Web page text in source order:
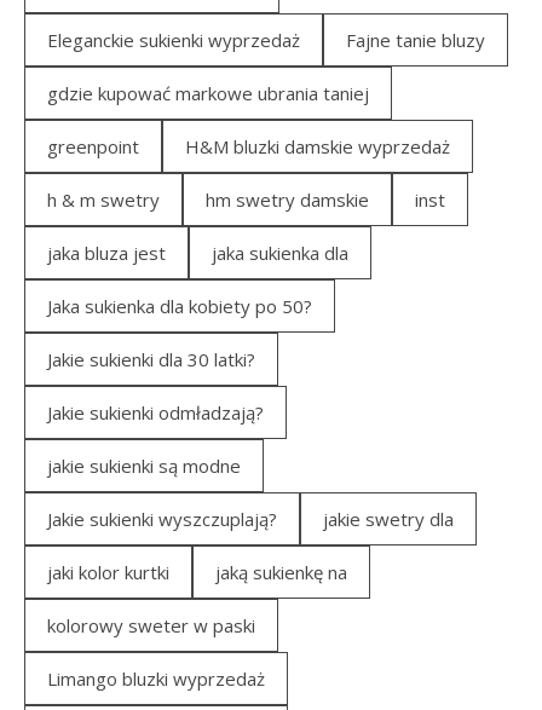
Eleganckie sukienki wyprzedaż Fajne tanie bluzy
gdzie kupować markowe ubrania taniej
greenpoint H&M bluzki damskie wyprzedaż
h & m swetry hm swetry damskie inst
jaka bluza jest jaka sukienka dla
Jaka sukienka dla kobiety po 50?
Jakie sukienki dla 30 latki?
Jakie sukienki odmładzają?
jakie sukienki są modne
Jakie sukienki wyszczuplają? jakie swetry dla
jaki kolor kurtki jaką sukienkę na
kolorowy sweter w paski
Limango bluzki wyprzedaż